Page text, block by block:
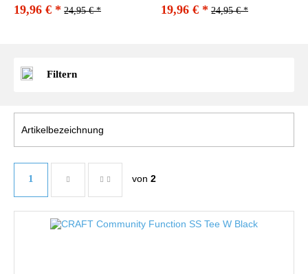
19,96 € * 24,95 € * 19,96 € * 24,95 € *
Filtern
1 von 2